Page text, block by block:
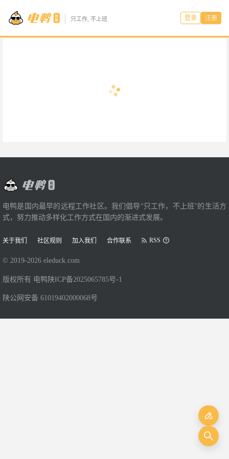
只工作, 不上班 登录 注册
电鸭是国内最早的远程工作社区。我们倡导“只工作，不上班”的生活方
式，努力推动多样化工作方式在国内的渐进式发展。
关于我们 社区规则 加入我们 合作联系 RSS
© 2019-2026 eleduck.com
版权所有 电鸭 陕ICP备2025065785号-1
陕公网安备 61019402000068号